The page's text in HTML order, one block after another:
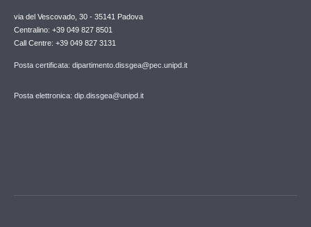
via del Vescovado, 30 - 35141 Padova
Centralino: +39 049 827 8501
Call Centre: +39 049 827 3131
Posta certificata: dipartimento.dissgea@pec.unipd.it
Posta elettronica: dip.dissgea@unipd.it